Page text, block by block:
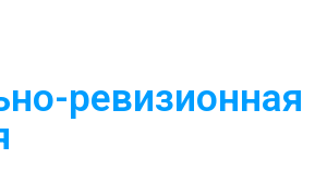
ревизионная